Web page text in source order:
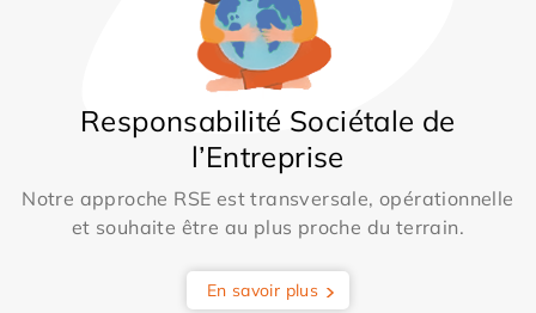
Responsabilité Sociétale de
l’Entreprise
Notre approche RSE est transversale, opérationnelle
et souhaite être au plus proche du terrain.
En savoir plus